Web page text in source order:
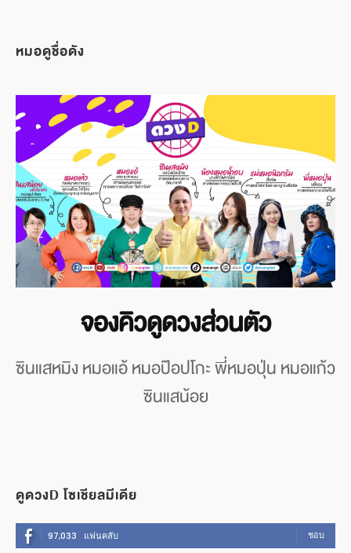
หมอดูชื่อดัง
จองคิวดูดวงส่วนตัว
ซินแสหมิง หมอแอ้ หมอป๊อปโกะ พี่หมอปุ่น หมอแก้ว
ซินแสน้อย
ดูดวงD โซเชียลมีเดีย
97,033 แฟนคลับ ชอบ